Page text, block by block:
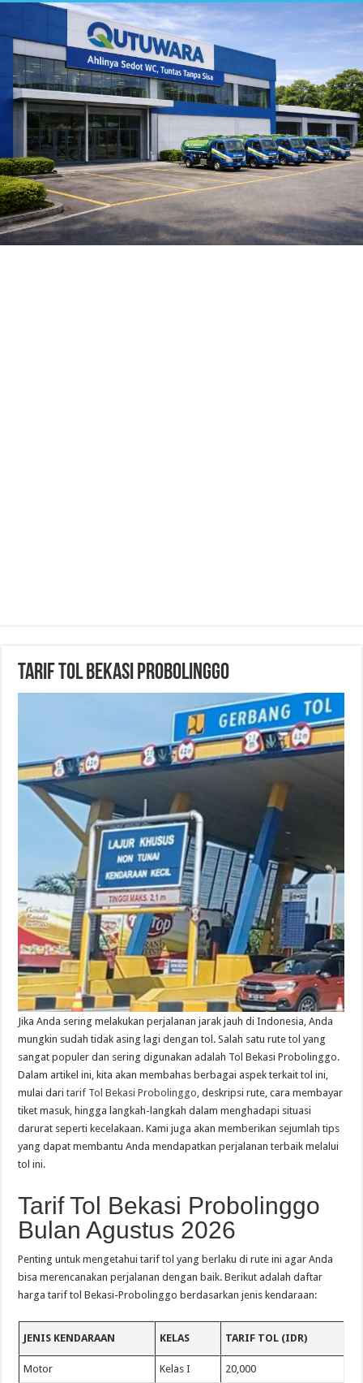
Tarif Tol Bekasi Probolinggo
Jika Anda sering melakukan perjalanan jarak jauh di Indonesia, Anda
mungkin sudah tidak asing lagi dengan tol. Salah satu rute tol yang
sangat populer dan sering digunakan adalah Tol Bekasi Probolinggo.
Dalam artikel ini, kita akan membahas berbagai aspek terkait tol ini,
mulai daritarif Tol Bekasi Probolinggo , deskripsi rute, cara membayar
tiket masuk, hingga langkah-langkah dalam menghadapi situasi
darurat seperti kecelakaan. Kami juga akan memberikan sejumlah tips
yang dapat membantu Anda mendapatkan perjalanan terbaik melalui
tol ini.
Tarif Tol Bekasi Probolinggo
Bulan Agustus 2026
Penting untuk mengetahui tarif tol yang berlaku di rute ini agar Anda
bisa merencanakan perjalanan dengan baik. Berikut adalah daftar
harga tarif tol Bekasi-Probolinggo berdasarkan jenis kendaraan:
JENIS KENDARAAN KELAS TARIF TOL (IDR)
Motor Kelas I 20,000